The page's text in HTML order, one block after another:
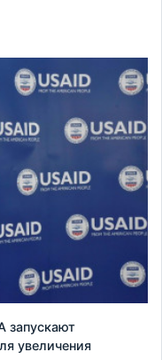
запускают
увеличения